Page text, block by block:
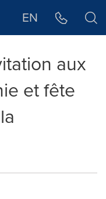
EN
aux
et fête